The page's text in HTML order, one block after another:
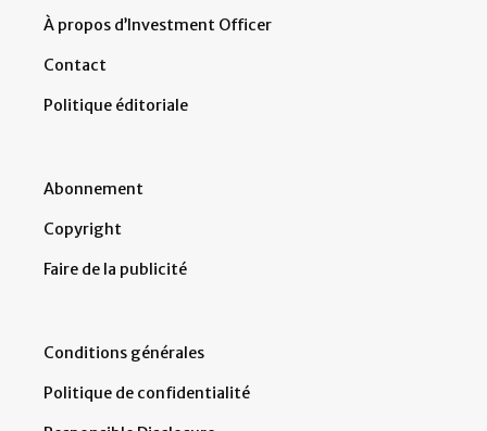
À propos d’Investment Officer
Contact
Politique éditoriale
Abonnement
Copyright
Faire de la publicité
Conditions générales
Politique de confidentialité